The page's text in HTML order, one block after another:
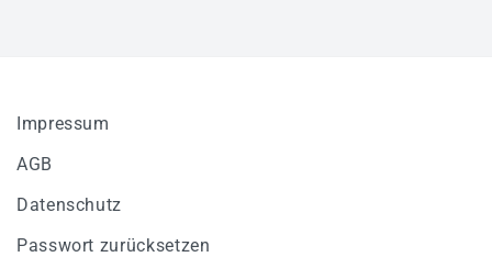
Impressum
AGB
Datenschutz
Passwort zurücksetzen